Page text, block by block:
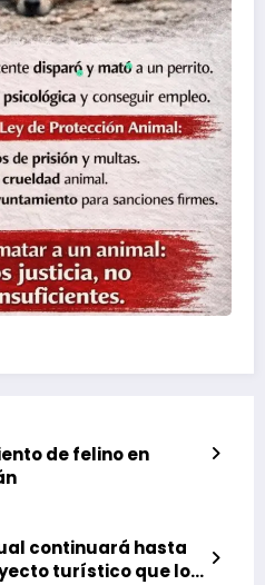
de felino en
continuará hasta
turístico que lo